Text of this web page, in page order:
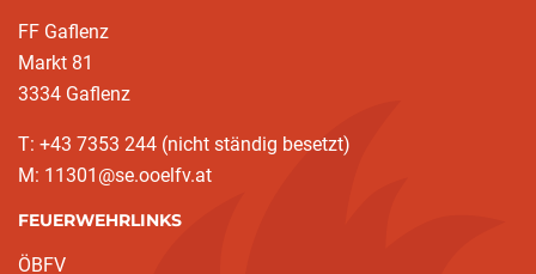
FF Gaflenz
Markt 81
3334 Gaflenz
T: +43 7353 244 (nicht ständig besetzt)
M: 11301@se.ooelfv.at
FEUERWEHRLINKS
ÖBFV